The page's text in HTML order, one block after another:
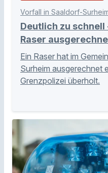
Vorfall in Saaldorf-
Deutlich zu
Raser
Ein Raser hat im
Surheim ausgerechnet
Grenzpolizei überholt.